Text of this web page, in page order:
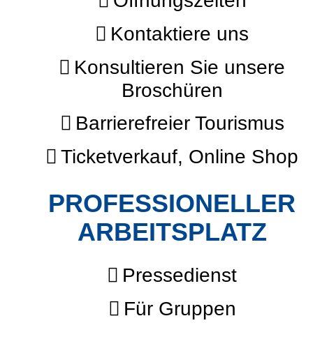
Kontaktiere uns
Konsultieren Sie unsere
Broschüren
Barrierefreier Tourismus
Ticketverkauf, Online Shop
PROFESSIONELLER
ARBEITSPLATZ
Pressedienst
Für Gruppen